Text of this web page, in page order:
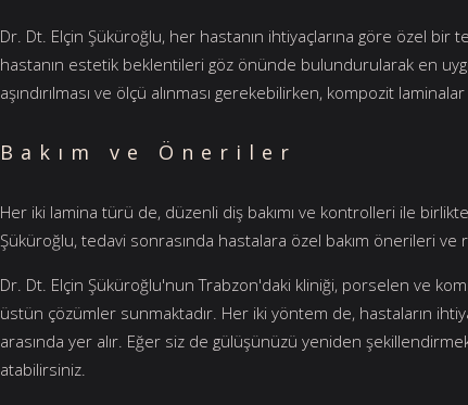
Dr. Dt. Elçin Şüküroğlu, her hastanın ihtiyaçlarına göre özel
hastanın estetik beklentileri göz önünde bulundurularak en
aşındırılması ve ölçü alınması gerekebilirken, kompozit
Bakım ve Öneriler
Her iki lamina türü de, düzenli diş bakımı ve kontrolleri ile
Şüküroğlu, tedavi sonrasında hastalara özel bakım önerileri
Dr. Dt. Elçin Şüküroğlu'nun Trabzon'daki kliniği, porselen ve
üstün çözümler sunmaktadır. Her iki yöntem de, hastaların
arasında yer alır. Eğer siz de gülüşünüzü yeniden
atabilirsiniz.